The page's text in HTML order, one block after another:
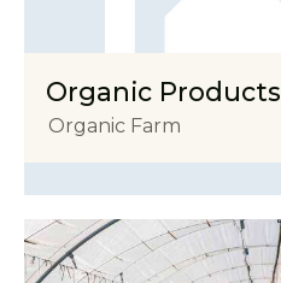
Organic Products
Organic Farm